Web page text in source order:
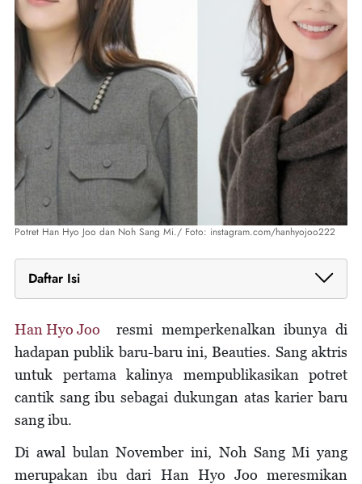
Potret Han Hyo Joo dan Noh Sang Mi./ Foto: instagram.com/hanhyojoo222
Daftar Isi
Dukungan Penuh Han Hyo Joo untuk Sang Ibunda
Terungkapnya Turunan Kecantikan Alami Han Hyo
Joo
Han Hyo Joo resmi memperkenalkan ibunya di
hadapan publik baru-baru ini, Beauties. Sang aktris
untuk pertama kalinya mempublikasikan potret
cantik sang ibu sebagai dukungan atas karier baru
sang ibu.
Di awal bulan November ini, Noh Sang Mi yang
merupakan ibu dari Han Hyo Joo meresmikan